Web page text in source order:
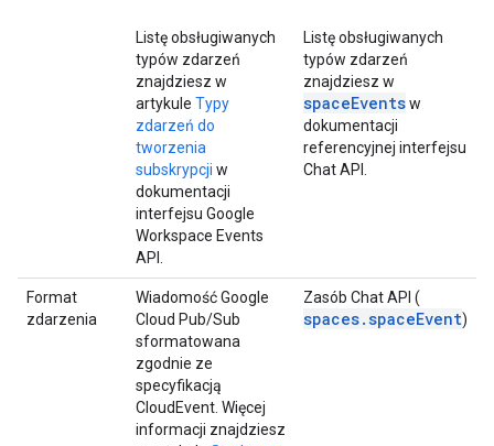
Listę obsługiwanych
typów zdarzeń
znajdziesz w
artykule Typy
zdarzeń do
tworzenia
subskrypcji w
dokumentacji
interfejsu Google
Workspace Events
API.
Listę obsługiwanych
typów zdarzeń
znajdziesz w
spaceEventsw
dokumentacji
referencyjnej interfejsu
Chat API.
Format
zdarzenia
Wiadomość Google
Cloud Pub/Sub
sformatowana
zgodnie ze
specyfikacją
CloudEvent. Więcej
informacji znajdziesz
Zasób Chat API (
spaces.spaceEvent)